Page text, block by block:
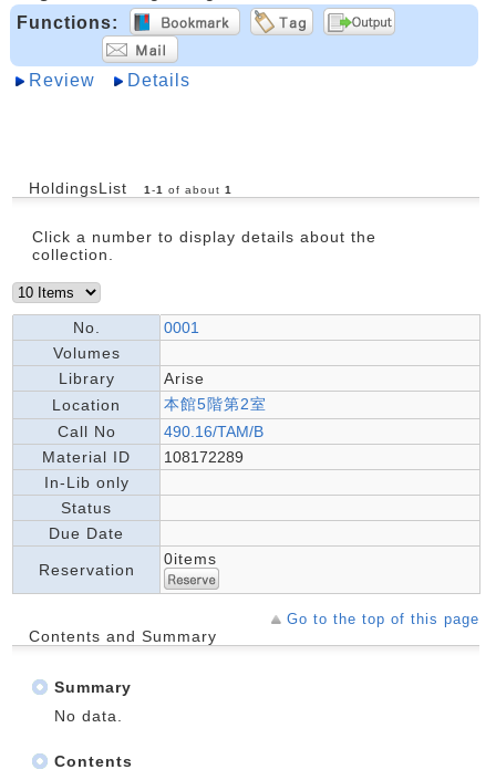
Functions:
Review Details
HoldingsList 1-1 of about 1
Click a number to display details about the
collection.
No.
0001
Volumes
Library
Arise
Location
本館5階第2室
Call No
490.16/TAM/B
Material ID
108172289
In-Lib only
Status
Due Date
Reservation
0items
Go to the top of this page
Contents and Summary
Summary
No data.
Contents